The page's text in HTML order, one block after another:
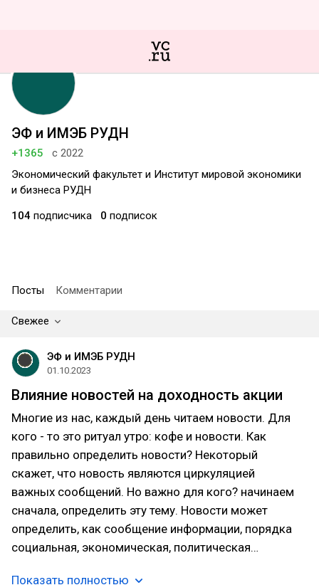
ЭФ и ИМЭБ РУДН
+1365
с 2022
Экономический факультет и Институт мировой экономики
и бизнеса РУДН
104 подписчика 0 подписок
Посты Комментарии
Свежее
ЭФ и ИМЭБ РУДН
01.10.2023
Влияние новостей на доходность акции
Многие из нас, каждый день читаем новости. Для
кого - то это ритуал утро: кофе и новости. Как
правильно определить новости? Некоторый
скажет, что новость являются циркуляцией
важных сообщений. Но важно для кого? начинаем
сначала, определить эту тему. Новости может
определить, как сообщение информации, порядка
социальная, экономическая, политическая…
Показать полностью